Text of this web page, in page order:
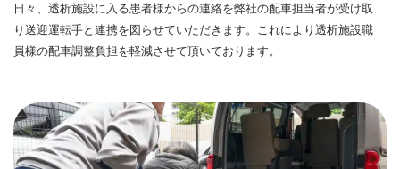
日々、透析施設に入る患者様からの連絡を弊社の配車担当者が受け取
り送迎運転手と連携を図らせていただきます。これにより透析施設職
員様の配車調整負担を軽減させて頂いております。